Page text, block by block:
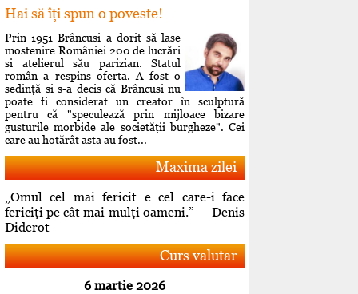
Hai să îţi spun o poveste!
Prin 1951 Brâncusi a dorit să lase
mostenire României 200 de lucrări
si atelierul său parizian. Statul
român a respins oferta. A fost o
sedinţă si s-a decis că Brâncusi nu
poate fi considerat un creator în sculptură
pentru că "speculează prin mijloace bizare
gusturile morbide ale societăţii burgheze". Cei
care au hotărât asta au fost...
Maxima zilei
„Omul cel mai fericit e cel care-i face
fericiţi pe cât mai mulţi oameni.” — Denis
Diderot
Curs valutar
6 martie 2026